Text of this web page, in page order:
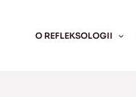
O REFLEKSOLOGII